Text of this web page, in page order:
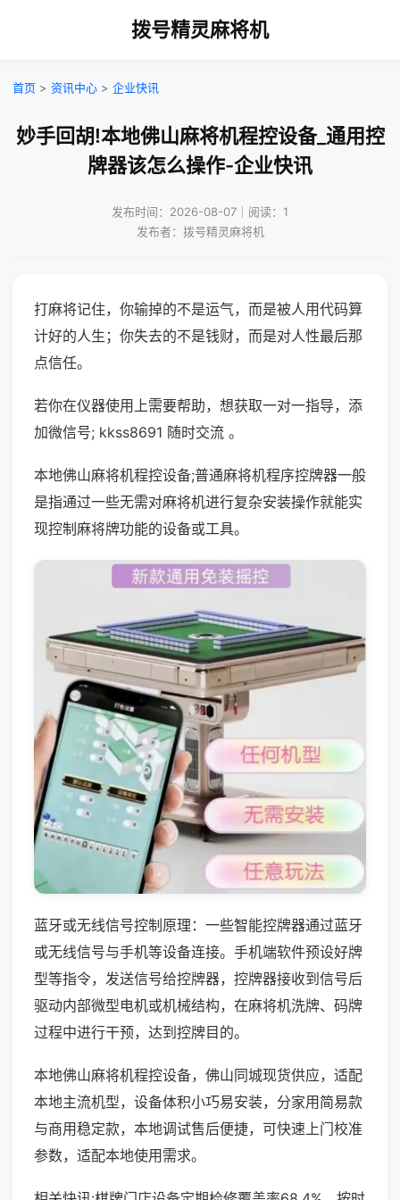
拨号精灵麻将机
首页 > 资讯中心 > 企业快讯
妙手回胡!本地佛山麻将机程控设备_通用控
牌器该怎么操作-企业快讯
发布时间：2026-08-07｜阅读：1
发布者：拨号精灵麻将机
打麻将记住，你输掉的不是运气，而是被人用代码算
计好的人生；你失去的不是钱财，而是对人性最后那
点信任。
若你在仪器使用上需要帮助，想获取一对一指导，添
加微信号; kkss8691 随时交流 。
本地佛山麻将机程控设备;普通麻将机程序控牌器一般
是指通过一些无需对麻将机进行复杂安装操作就能实
现控制麻将牌功能的设备或工具。
蓝牙或无线信号控制原理：一些智能控牌器通过蓝牙
或无线信号与手机等设备连接。手机端软件预设好牌
型等指令，发送信号给控牌器，控牌器接收到信号后
驱动内部微型电机或机械结构，在麻将机洗牌、码牌
过程中进行干预，达到控牌目的。
本地佛山麻将机程控设备，佛山同城现货供应，适配
本地主流机型，设备体积小巧易安装，分家用简易款
与商用稳定款，本地调试售后便捷，可快速上门校准
参数，适配本地使用需求。